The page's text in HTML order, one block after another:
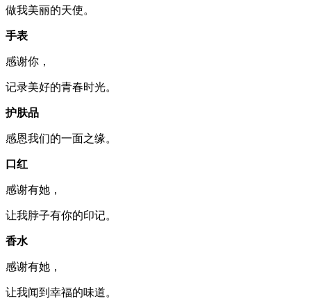
做我美丽的天使。
手表
感谢你，
记录美好的青春时光。
护肤品
感恩我们的一面之缘。
口红
感谢有她，
让我脖子有你的印记。
香水
感谢有她，
让我闻到幸福的味道。